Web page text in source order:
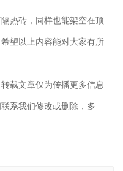
热砖，同样也能架空在顶
望以上内容能对大家有所
载文章仅为传播更多信息
系我们修改或删除，多